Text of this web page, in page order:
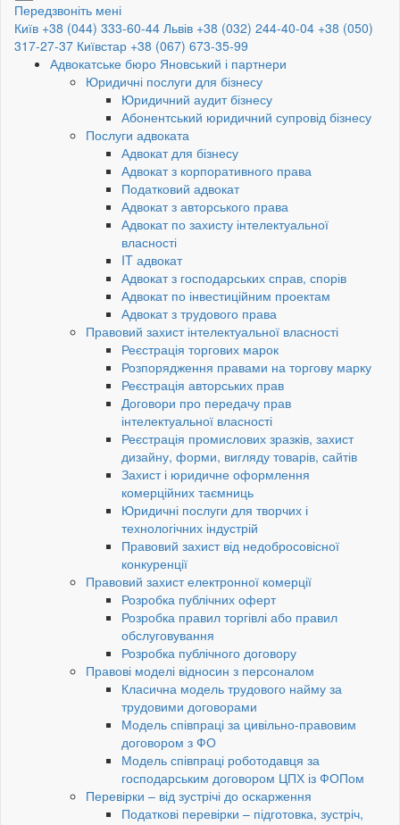
Передзвоніть мені
Київ +38 (044) 333-60-44 Львів +38 (032) 244-40-04 +38 (050)
317-27-37 Київстар +38 (067) 673-35-99
Адвокатське бюро Яновський і партнери
Юридичні послуги для бізнесу
Юридичний аудит бізнесу
Абонентський юридичний супровід бізнесу
Послуги адвоката
Адвокат для бізнесу
Адвокат з корпоративного права
Податковий адвокат
Адвокат з авторського права
Адвокат по захисту інтелектуальної
власності
IT адвокат
Адвокат з господарських справ, спорів
Адвокат по інвестиційним проектам
Адвокат з трудового права
Правовий захист інтелектуальної власності
Реєстрація торгових марок
Розпорядження правами на торгову марку
Реєстрація авторських прав
Договори про передачу прав
інтелектуальної власності
Реєстрація промислових зразків, захист
дизайну, форми, вигляду товарів, сайтів
Захист і юридичне оформлення
комерційних таємниць
Юридичні послуги для творчих і
технологічних індустрій
Правовий захист від недобросовісної
конкуренції
Правовий захист електронної комерції
Розробка публічних оферт
Розробка правил торгівлі або правил
обслуговування
Розробка публічного договору
Правові моделі відносин з персоналом
Класична модель трудового найму за
трудовими договорами
Модель співпраці за цивільно-правовим
договором з ФО
Модель співпраці роботодавця за
господарським договором ЦПХ із ФОПом
Перевірки – від зустрічі до оскарження
Податкові перевірки – підготовка, зустріч,